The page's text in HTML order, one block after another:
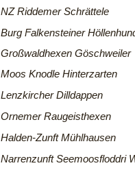
NZ Riddemer Schrättele
Burg Falkensteiner
Großwaldhexen Göschweiler
Moos Knodle Hinterzarten
Lenzkircher Dilldappen
Ornemer Raugeisthexen
Halden-Zunft Mühlhausen
Narrenzunft Seemoosfloddri